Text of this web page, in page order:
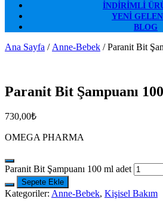
İNDIRIMLI
YENI
BLOG
Ana Sayfa / Anne-Bebek / Paranit Bit
Paranit Bit Şampuanı
730,00₺
OMEGA PHARMA
Paranit Bit Şampuanı 100 ml adet
Sepete Ekle
Kategoriler: Anne-Bebek, Kişisel Bakım